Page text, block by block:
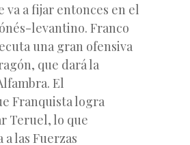
va a fijar entonces en el
levantino. Franco
una gran ofensiva
que dará la
El
Franquista logra
Teruel, lo que
las Fuerzas